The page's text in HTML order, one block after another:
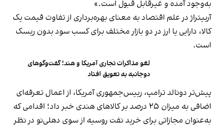
به‌وجود آمده و غیرقابل قبول است.»
آربیتراژ در علم اقتصاد به معنای بهره‌برداری از تفاوت قیمت یک
کالا، دارایی یا ارز در دو بازار مختلف برای کسب سود بدون ریسک
است.
لغو مذاکرات تجاری آمریکا و هند؛ گفت‌وگوهای
دوجانبه به تعویق افتاد
پیش‌تر دونالد ترامپ، رییس‌جمهوری آمریکا، از اعمال تعرفه‌ای
اضافی به میزان ۲۵ درصد بر کالاهای هندی خبر داد؛ اقدامی که
به‌عنوان مجازاتی برای خرید نفت روسیه از سوی دهلی‌نو در نظر